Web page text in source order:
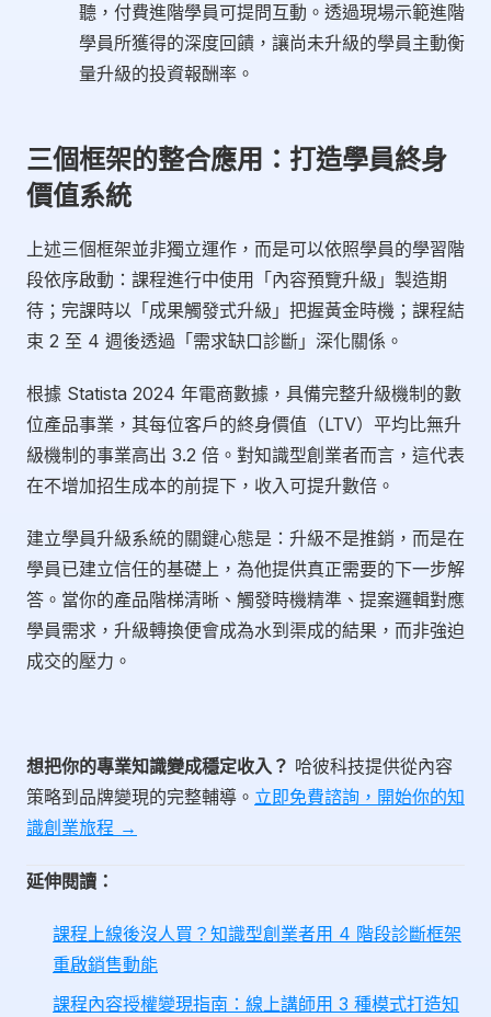
聽，付費進階學員可提問互動。透過現場示範進階
學員所獲得的深度回饋，讓尚未升級的學員主動衡
量升級的投資報酬率。
三個框架的整合應用：打造學員終身
價值系統
上述三個框架並非獨立運作，而是可以依照學員的學習階
段依序啟動：課程進行中使用「內容預覽升級」製造期
待；完課時以「成果觸發式升級」把握黃金時機；課程結
束 2 至 4 週後透過「需求缺口診斷」深化關係。
根據 Statista 2024 年電商數據，具備完整升級機制的數
位產品事業，其每位客戶的終身價值（LTV）平均比無升
級機制的事業高出 3.2 倍。對知識型創業者而言，這代表
在不增加招生成本的前提下，收入可提升數倍。
建立學員升級系統的關鍵心態是：升級不是推銷，而是在
學員已建立信任的基礎上，為他提供真正需要的下一步解
答。當你的產品階梯清晰、觸發時機精準、提案邏輯對應
學員需求，升級轉換便會成為水到渠成的結果，而非強迫
成交的壓力。
想把你的專業知識變成穩定收入？ 哈彼科技提供從內容
策略到品牌變現的完整輔導。 立即免費諮詢，開始你的知
識創業旅程 →
延伸閱讀：
課程上線後沒人買？知識型創業者用 4 階段診斷框架
重啟銷售動能
課程內容授權變現指南：線上講師用 3 種模式打造知